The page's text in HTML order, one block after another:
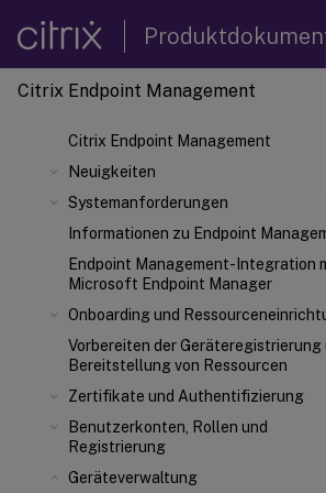
Citrix Endpoint Management
Citrix Endpoint Management
Neuigkeiten
Systemanforderungen
Informationen zu Endpoint
Endpoint Management-Integration
Microsoft Endpoint Manager
Onboarding und
Vorbereiten der Geräteregistrierung
Bereitstellung von Ressourcen
Zertifikate und Authentifizierung
Benutzerkonten, Rollen und
Registrierung
Geräteverwaltung